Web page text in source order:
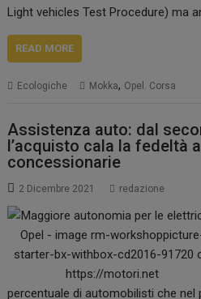
Light vehicles Test Procedure) ma
READ MORE
Ecologiche Mokka, Opel. Corsa
Assistenza auto: dal
l’acquisto cala la fedeltà
concessionarie
2 Dicembre 2021 redazione
percentuale di automobilisti che nel